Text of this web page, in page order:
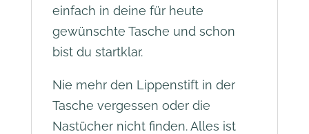
einfach in deine für heute
gewünschte Tasche und schon
bist du startklar.
Nie mehr den Lippenstift in der
Tasche vergessen oder die
Nastücher nicht finden. Alles ist